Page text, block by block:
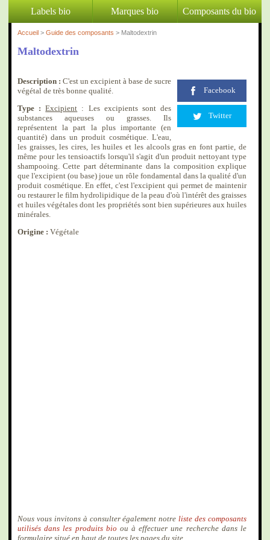
Labels bio Marques bio Composants du bio
Accueil > Guide des composants > Maltodextrin
Maltodextrin
Facebook
Twitter
Description : C'est un excipient à base de sucre
végétal de très bonne qualité.
Type : Excipient : Les excipients sont des
substances aqueuses ou grasses. Ils
représentent la part la plus importante (en
quantité) dans un produit cosmétique. L'eau,
les graisses, les cires, les huiles et les alcools gras en font partie, de
même pour les tensioactifs lorsqu'il s'agit d'un produit nettoyant type
shampooing. Cette part déterminante dans la composition explique
que l'excipient (ou base) joue un rôle fondamental dans la qualité d'un
produit cosmétique. En effet, c'est l'excipient qui permet de maintenir
ou restaurer le film hydrolipidique de la peau d'où l'intérêt des graisses
et huiles végétales dont les propriétés sont bien supérieures aux huiles
minérales.
Origine : Végétale
Nous vous invitons à consulter également notreliste des composants
utilisés dans les produits bio ou à effectuer une recherche dans le
formulaire situé en haut de toutes les pages du site.